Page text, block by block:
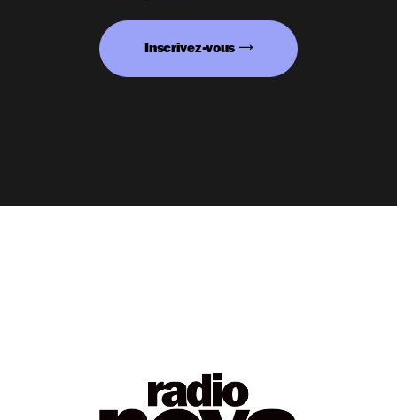
Inscrivez-vous